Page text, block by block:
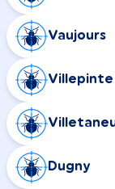
Vaujours
Villepinte
Dugny